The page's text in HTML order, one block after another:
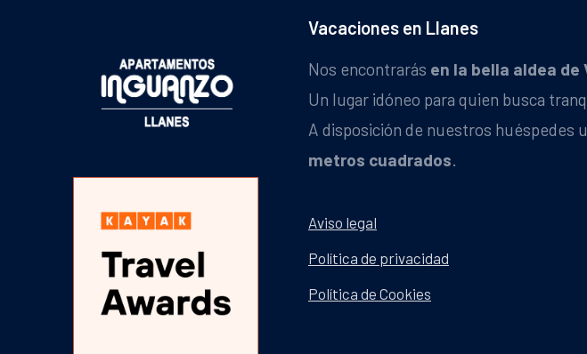
Vacaciones en Llanes
Nos encontrarás en la bella aldea de
Un lugar idóneo para quien busca
A disposición de nuestros huéspedes
metros cuadrados.
Aviso legal
Política de privacidad
Política de Cookies